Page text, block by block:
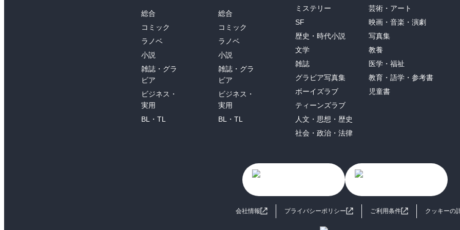
総合
コミック
ラノベ
小説
雑誌・グラ
ビア
ビジネス・
実用
BL・TL
総合
コミック
ラノベ
小説
雑誌・グラ
ビア
ビジネス・
実用
BL・TL
ミステリー
SF
歴史・時代小説
文学
雑誌
グラビア写真集
ボーイズラブ
ティーンズラブ
人文・思想・歴史
社会・政治・法律
芸術・アート
映画・音楽・演劇
写真集
教養
医学・福祉
教育・語学・参考書
児童書
会社情報 プライバシーポリシー ご利用条件 クッキーの